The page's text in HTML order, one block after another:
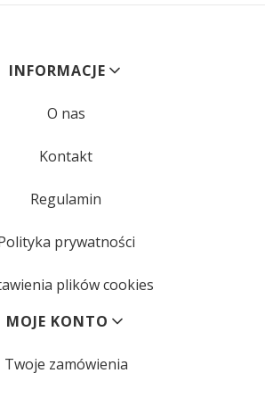
INFORMACJE
O nas
Kontakt
Regulamin
prywatności
plików cookies
MOJE KONTO
Twoje zamówienia